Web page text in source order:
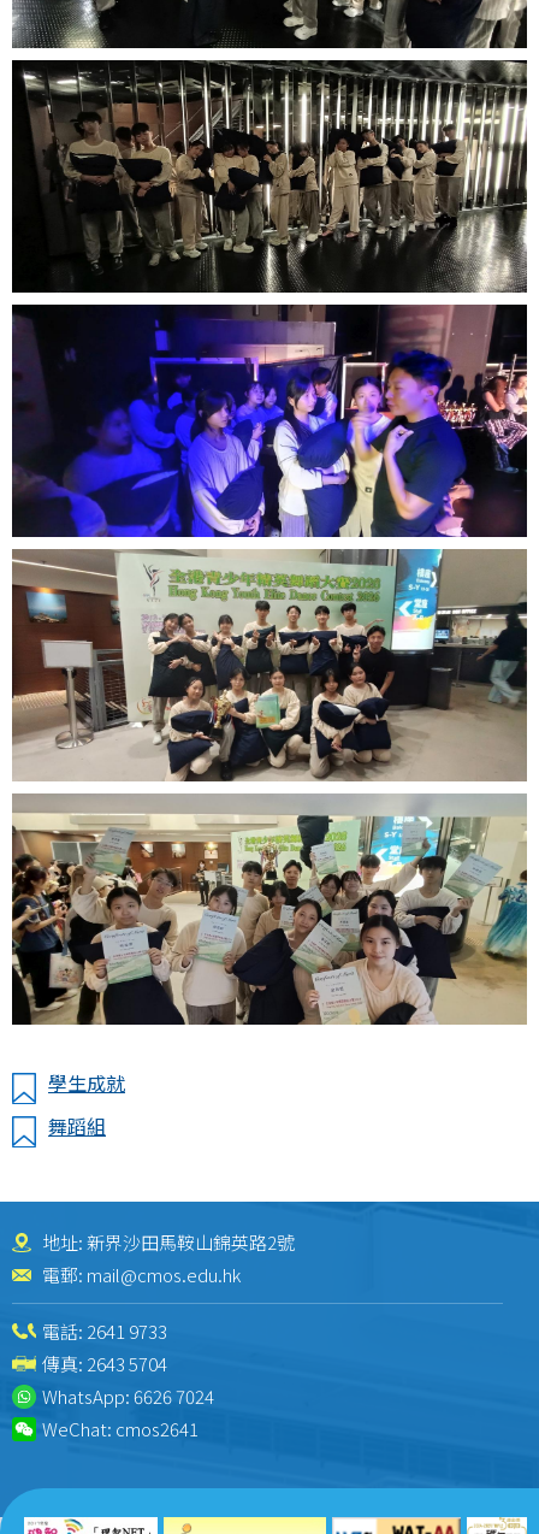
學生成就
舞蹈組
地址: 新界沙田馬鞍山錦英路2號
電郵: mail@cmos.edu.hk
電話: 2641 9733
傳真: 2643 5704
WhatsApp:6626 7024
WeChat: cmos2641